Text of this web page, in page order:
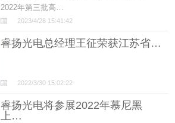
2022年第三批高…
2023/4/28 15:41:42
睿扬光电总经理王征荣获江苏省…
2022/3/30 15:02:22
睿扬光电将参展2022年慕尼黑
上…